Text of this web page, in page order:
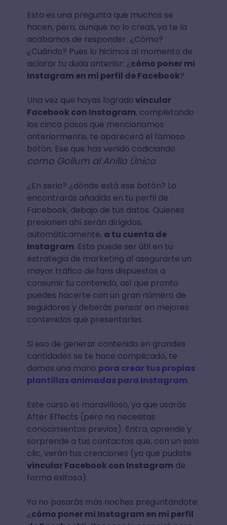
Esta es una pregunta que muchos se
hacen, pero, aunque no lo creas, ya te la
acabamos de responder. ¿Cómo?
¿Cuándo? Pues lo hicimos al momento de
aclarar tu duda anterior: ¿cómo poner mi
Instagram en mi perfil de Facebook?
Una vez que hayas logradovincular
Facebook con Instagram, completando
los cinco pasos que mencionamos
anteriormente, te aparecerá el famoso
botón. Ese que has venido codiciando
como Gollum al Anillo Único.
¿En serio? ¿dónde está ese botón? Lo
encontrarás añadido en tu perfil de
Facebook, debajo de tus datos. Quienes
presionen ahí serán dirigidos,
automáticamente, a tu cuenta de
Instagram. Esto puede ser útil en tu
estrategia de marketing al asegurarte un
mayor tráfico de fans dispuestos a
consumir tu contenido, así que pronto
puedes hacerte con un gran número de
seguidores y deberás pensar en mejores
contenidos que presentarles.
Si eso de generar contenido en grandes
cantidades se te hace complicado, te
damos una mano para crear tus propias
plantillas animadas para Instagram.
Este curso es maravilloso, ya que usarás
After Effects (pero no necesitas
conocimientos previos). Entra, aprende y
sorprende a tus contactos que, con un solo
clic, verán tus creaciones (ya que pudiste
vincular Facebook con Instagram de
forma exitosa).
Ya no pasarás más noches preguntándote:
¿cómo poner mi Instagram en mi perfil